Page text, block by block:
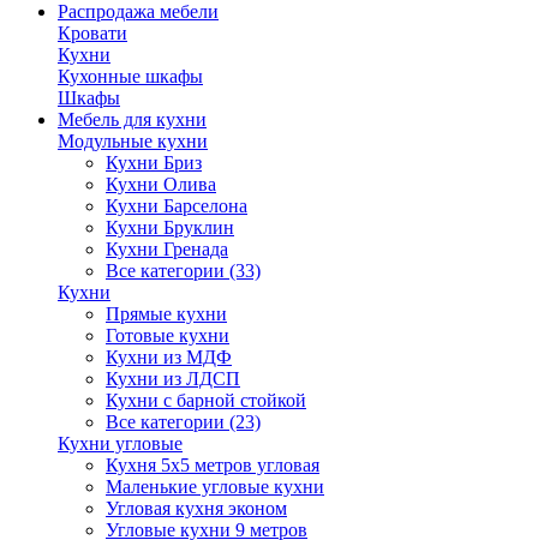
Распродажа мебели
Кровати
Кухни
Кухонные шкафы
Шкафы
Мебель для кухни
Модульные кухни
Кухни Бриз
Кухни Олива
Кухни Барселона
Кухни Бруклин
Кухни Гренада
Все категории (33)
Кухни
Прямые кухни
Готовые кухни
Кухни из МДФ
Кухни из ЛДСП
Кухни с барной стойкой
Все категории (23)
Кухни угловые
Кухня 5х5 метров угловая
Маленькие угловые кухни
Угловая кухня эконом
Угловые кухни 9 метров